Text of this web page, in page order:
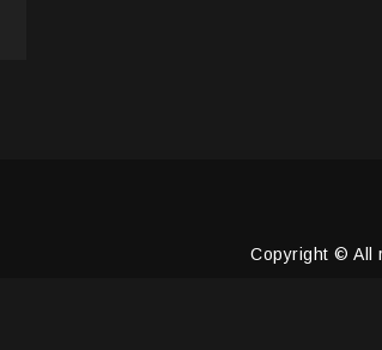
Copyright © All